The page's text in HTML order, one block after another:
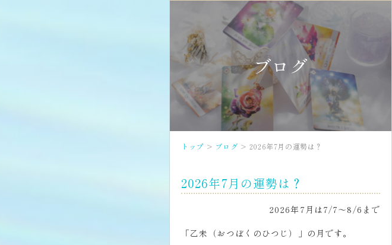
ブログ
トップ ブログ 2026年7月の運勢は？
2026年7月の運勢は？
2026年7月は7/7～8/6まで
「乙未（おつぼくのひつじ）」の月です。